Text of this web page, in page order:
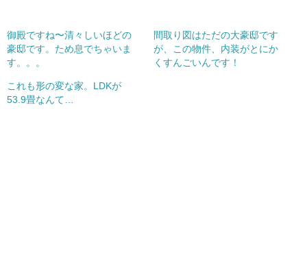
御殿ですね〜清々しいほどの
豪邸です。ため息でちゃいま
す。。。
間取り図はただの大豪邸です
が、この物件、内装がとにか
くすんごいんです！
これも形の変な家。LDKが
53.9畳なんて…